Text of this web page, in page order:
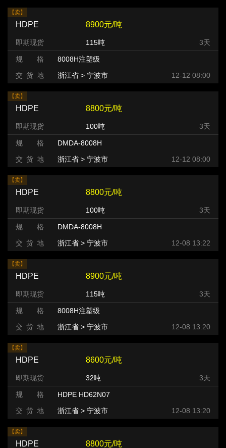
【卖】
HDPE 8900元/吨
即期现货 115吨 3天
规 格
8008H注塑级
交 货 地
浙江省 > 宁波市 12-12 08:00
【卖】
HDPE 8800元/吨
即期现货 100吨 3天
规 格
DMDA-8008H
交 货 地
浙江省 > 宁波市 12-12 08:00
【卖】
HDPE 8800元/吨
即期现货 100吨 3天
规 格
DMDA-8008H
交 货 地
浙江省 > 宁波市 12-08 13:22
【卖】
HDPE 8900元/吨
即期现货 115吨 3天
规 格
8008H注塑级
交 货 地
浙江省 > 宁波市 12-08 13:20
【卖】
HDPE 8600元/吨
即期现货 32吨 3天
规 格
HDPE HD62N07
交 货 地
浙江省 > 宁波市 12-08 13:20
【卖】
HDPE 8800元/吨